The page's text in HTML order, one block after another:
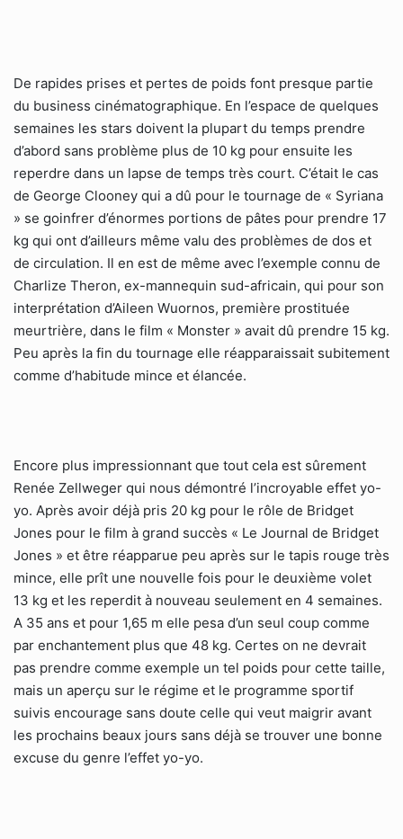
De rapides prises et pertes de poids font presque partie
du business cinématographique. En l’espace de quelques
semaines les stars doivent la plupart du temps prendre
d’abord sans problème plus de 10 kg pour ensuite les
reperdre dans un lapse de temps très court. C’était le cas
de George Clooney qui a dû pour le tournage de « Syriana
» se goinfrer d’énormes portions de pâtes pour prendre 17
kg qui ont d’ailleurs même valu des problèmes de dos et
de circulation. Il en est de même avec l’exemple connu de
Charlize Theron, ex-mannequin sud-africain, qui pour son
interprétation d’Aileen Wuornos, première prostituée
meurtrière, dans le film « Monster » avait dû prendre 15 kg.
Peu après la fin du tournage elle réapparaissait subitement
comme d’habitude mince et élancée.
Encore plus impressionnant que tout cela est sûrement
Renée Zellweger qui nous démontré l’incroyable effet yo-
yo. Après avoir déjà pris 20 kg pour le rôle de Bridget
Jones pour le film à grand succès « Le Journal de Bridget
Jones » et être réapparue peu après sur le tapis rouge très
mince, elle prît une nouvelle fois pour le deuxième volet
13 kg et les reperdit à nouveau seulement en 4 semaines.
A 35 ans et pour 1,65 m elle pesa d’un seul coup comme
par enchantement plus que 48 kg. Certes on ne devrait
pas prendre comme exemple un tel poids pour cette taille,
mais un aperçu sur le régime et le programme sportif
suivis encourage sans doute celle qui veut maigrir avant
les prochains beaux jours sans déjà se trouver une bonne
excuse du genre l’effet yo-yo.